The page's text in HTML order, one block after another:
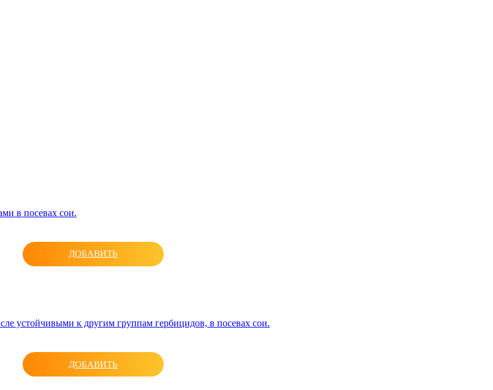
в посевах сои.
ДОБАВИТЬ
устойчивыми к другим группам гербицидов, в посевах сои.
ДОБАВИТЬ